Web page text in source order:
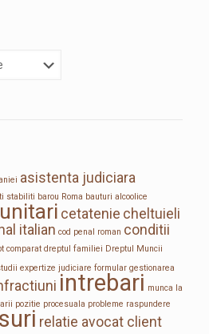
asistenta judiciara
stabiliti barou Roma bauturi alcoolice
cetatenie cheltuieli
italian cod penal roman conditii
comparat dreptul familiei Dreptul Muncii
expertize judiciare formular gestionarea
intrebari munca la
pozitie procesuala probleme raspundere
relatie avocat client